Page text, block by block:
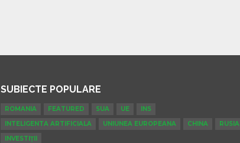
SUBIECTE POPULARE
ROMANIA FEATURED SUA UE
INS
INTELIGENTA ARTIFICIALA
UNIUNEA EUROPEANA CHINA
RUSIA
INVESTIȚII